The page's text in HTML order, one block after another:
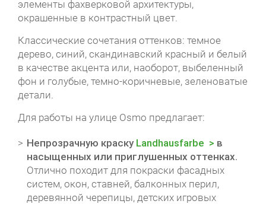
элементы фахверковой архитектуры,
окрашенные в контрастный цвет.
Классические сочетания оттенков: темное
дерево, синий, скандинавский красный и белый
в качестве акцента или, наоборот, выбеленный
фон и голубые, темно-коричневые, зеленоватые
детали.
Для работы на улице Osmo предлагает:
Непрозрачную краску Landhausfarbe
в
насыщенных или приглушенных оттенках.
Отлично походит для покраски фасадных
систем, окон, ставней, балконных перил,
деревянной черепицы, детских игровых